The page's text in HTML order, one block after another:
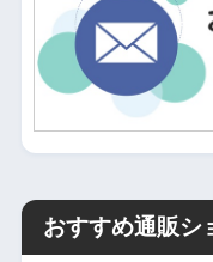
おすすめ通販シ